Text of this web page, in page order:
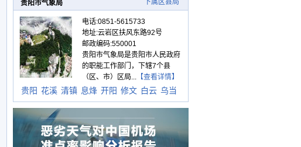
贵阳市气象局 下属区县局
电话:0851-5615733
地址:云岩区扶风东路92号
邮政编码:550001
贵阳市气象局是贵阳市人民政府
的职能工作部门，下辖7个县
（区、市）区局... 【查看详情】
贵阳 花溪 清镇 息烽 开阳 修文 白云 乌当